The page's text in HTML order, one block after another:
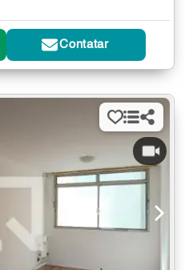
Contatar